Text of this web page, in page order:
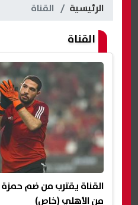
الرئيسية القناة
القناة
القناة يقترب من ضم حمزة
من الأهلي (خاص)